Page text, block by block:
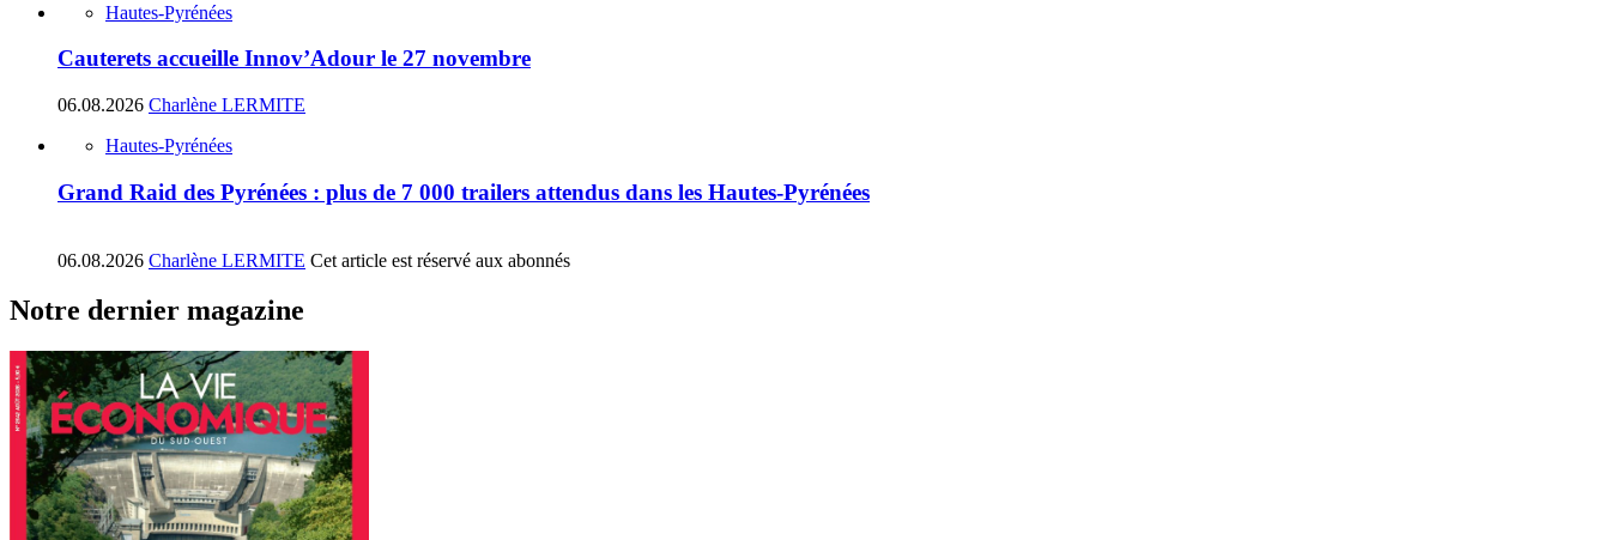
Hautes-Pyrénées
Cauterets accueille Innov’Adour le 27 novembre
06.08.2026 Charlène LERMITE
Hautes-Pyrénées
Grand Raid des Pyrénées : plus de 7 000 trailers attendus dans les Hautes-Pyrénées
06.08.2026 Charlène LERMITE Cet article est réservé aux abonnés
Notre dernier magazine